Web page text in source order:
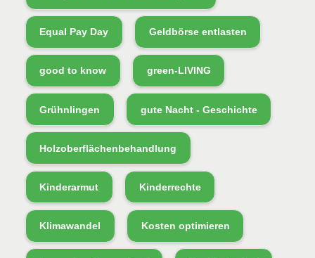
Equal Pay Day Geldbörse entlasten
good to know green-LIVING
Grühnlingen gute Nacht - Geschichte
Holzoberflächenbehandlung
Kinderarmut Kinderrechte
Klimawandel Kosten optimieren